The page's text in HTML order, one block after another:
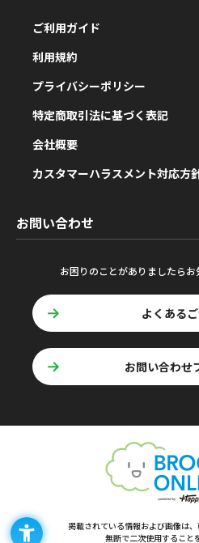
ご利用ガイド
利用規約
プライバシーポリシー
特定商取引法に基づく表記
会社概要
カスタマーハラスメント対応方
お問い合わせ
お困りのことがありましたらお
よくある
お問い合わせ
掲載されている情報および画像は
無断で二次使用すること